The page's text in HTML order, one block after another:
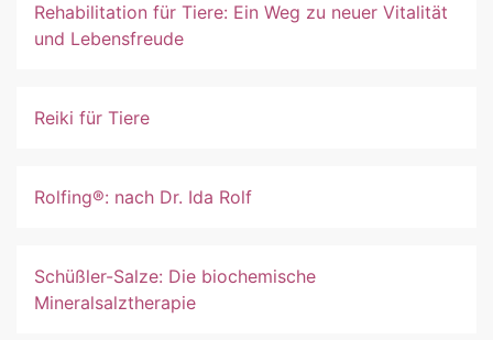
Rehabilitation für Tiere: Ein Weg zu neuer Vitalität
und Lebensfreude
Reiki für Tiere
Rolfing®: nach Dr. Ida Rolf
Schüßler-Salze: Die biochemische
Mineralsalztherapie